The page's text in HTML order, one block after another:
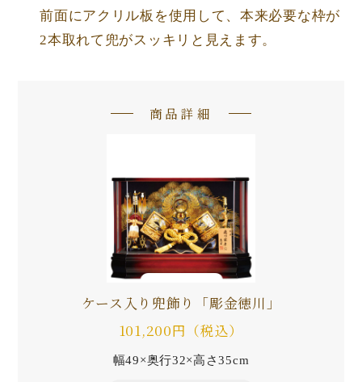
前面にアクリル板を使用して、本来必要な枠が
2本取れて兜がスッキリと見えます。
商品詳細
ケース入り兜飾り「彫金徳川」
101,200円（税込）
幅49×奥行32×高さ35cm